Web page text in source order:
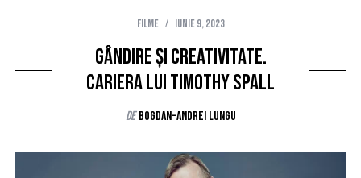
c
h
Filme iunie 9, 2023
Gândire și creativitate.
Cariera lui Timothy Spall
de Bogdan-Andrei Lungu